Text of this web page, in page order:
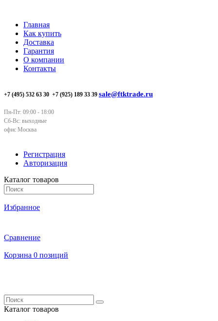
Главная
Как купить
Доставка
Гарантия
О компании
Контакты
+7 (495) 532 63 30 +7 (925) 189 33 39 sale@ftktrade.ru
Пн-Пт: 09:00 - 18:00
Сб-Вс: выходные
офис Москва
Регистрация
Авторизация
Каталог товаров
Избранное
Сравнение
Корзина 0 позиций
Каталог товаров